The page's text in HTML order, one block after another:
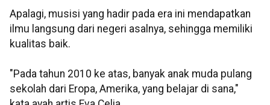
Apalagi, musisi yang hadir pada era ini mendapatkan
ilmu langsung dari negeri asalnya, sehingga memiliki
kualitas baik.
"Pada tahun 2010 ke atas, banyak anak muda pulang
sekolah dari Eropa, Amerika, yang belajar di sana,"